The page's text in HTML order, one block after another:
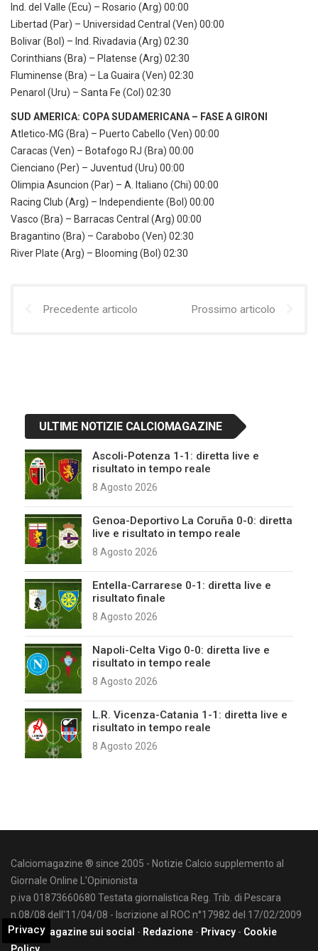
Ind. del Valle (Ecu) – Rosario (Arg) 00:00
Libertad (Par) – Universidad Central (Ven) 00:00
Bolivar (Bol) – Ind. Rivadavia (Arg) 02:30
Corinthians (Bra) – Platense (Arg) 02:30
Fluminense (Bra) – La Guaira (Ven) 02:30
Penarol (Uru) – Santa Fe (Col) 02:30
SUD AMERICA: COPA SUDAMERICANA – FASE A GIRONI
Atletico-MG (Bra) – Puerto Cabello (Ven) 00:00
Caracas (Ven) – Botafogo RJ (Bra) 00:00
Cienciano (Per) – Juventud (Uru) 00:00
Olimpia Asuncion (Par) – A. Italiano (Chi) 00:00
Racing Club (Arg) – Independiente (Bol) 00:00
Vasco (Bra) – Barracas Central (Arg) 00:00
Bragantino (Bra) – Carabobo (Ven) 02:30
River Plate (Arg) – Blooming (Bol) 02:30
Precedente articolo Prossimo articolo
ULTIME NOTIZIE CALCIOMAGAZINE
Ascoli-Potenza 1-1: diretta live e
risultato in tempo reale
8 Agosto 2026
Genoa-Deportivo La Coruña 0-0: diretta
live e risultato in tempo reale
8 Agosto 2026
Entella-Carrarese 0-1: diretta live e
risultato finale
8 Agosto 2026
Napoli-Celta Vigo 0-0: diretta live e
risultato in tempo reale
8 Agosto 2026
L.R. Vicenza-Catania 1-1: diretta live e
risultato in tempo reale
8 Agosto 2026
Calciomagazine ® since 2005 - Notizie Calcio supplemento al
Giornale Online L'Opinionista
p.iva 01873660680 Testata giornalistica Reg. Trib. di Pescara
n.08/08 dell'11/04/08 - Iscrizione al ROC n°17982 del 17/02/2009
Calciomagazine sui social - Redazione - Privacy - Cookie
Policy
Privacy